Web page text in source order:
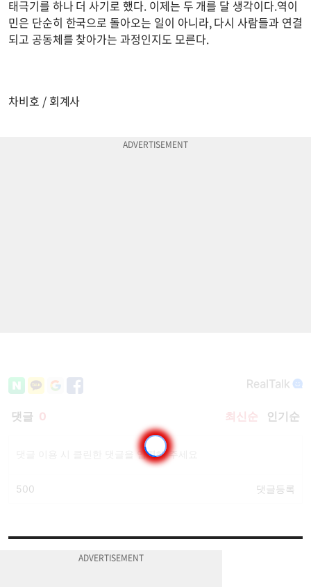
태극기를 하나 더 사기로 했다. 이제는 두 개를 달 생각이다.역이
민은 단순히 한국으로 돌아오는 일이 아니라, 다시 사람들과 연결
되고 공동체를 찾아가는 과정인지도 모른다.
차비호 / 회계사